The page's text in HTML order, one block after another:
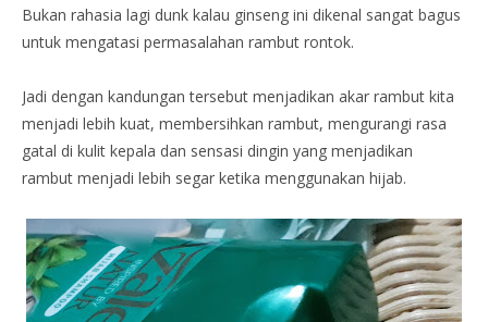
Bukan rahasia lagi dunk kalau ginseng ini dikenal sangat bagus
untuk mengatasi permasalahan rambut rontok.
Jadi dengan kandungan tersebut menjadikan akar rambut kita
menjadi lebih kuat, membersihkan rambut, mengurangi rasa
gatal di kulit kepala dan sensasi dingin yang menjadikan
rambut menjadi lebih segar ketika menggunakan hijab.